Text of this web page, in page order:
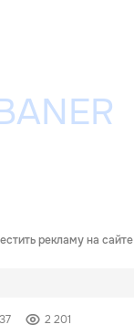
рекламу на сайте
2 201